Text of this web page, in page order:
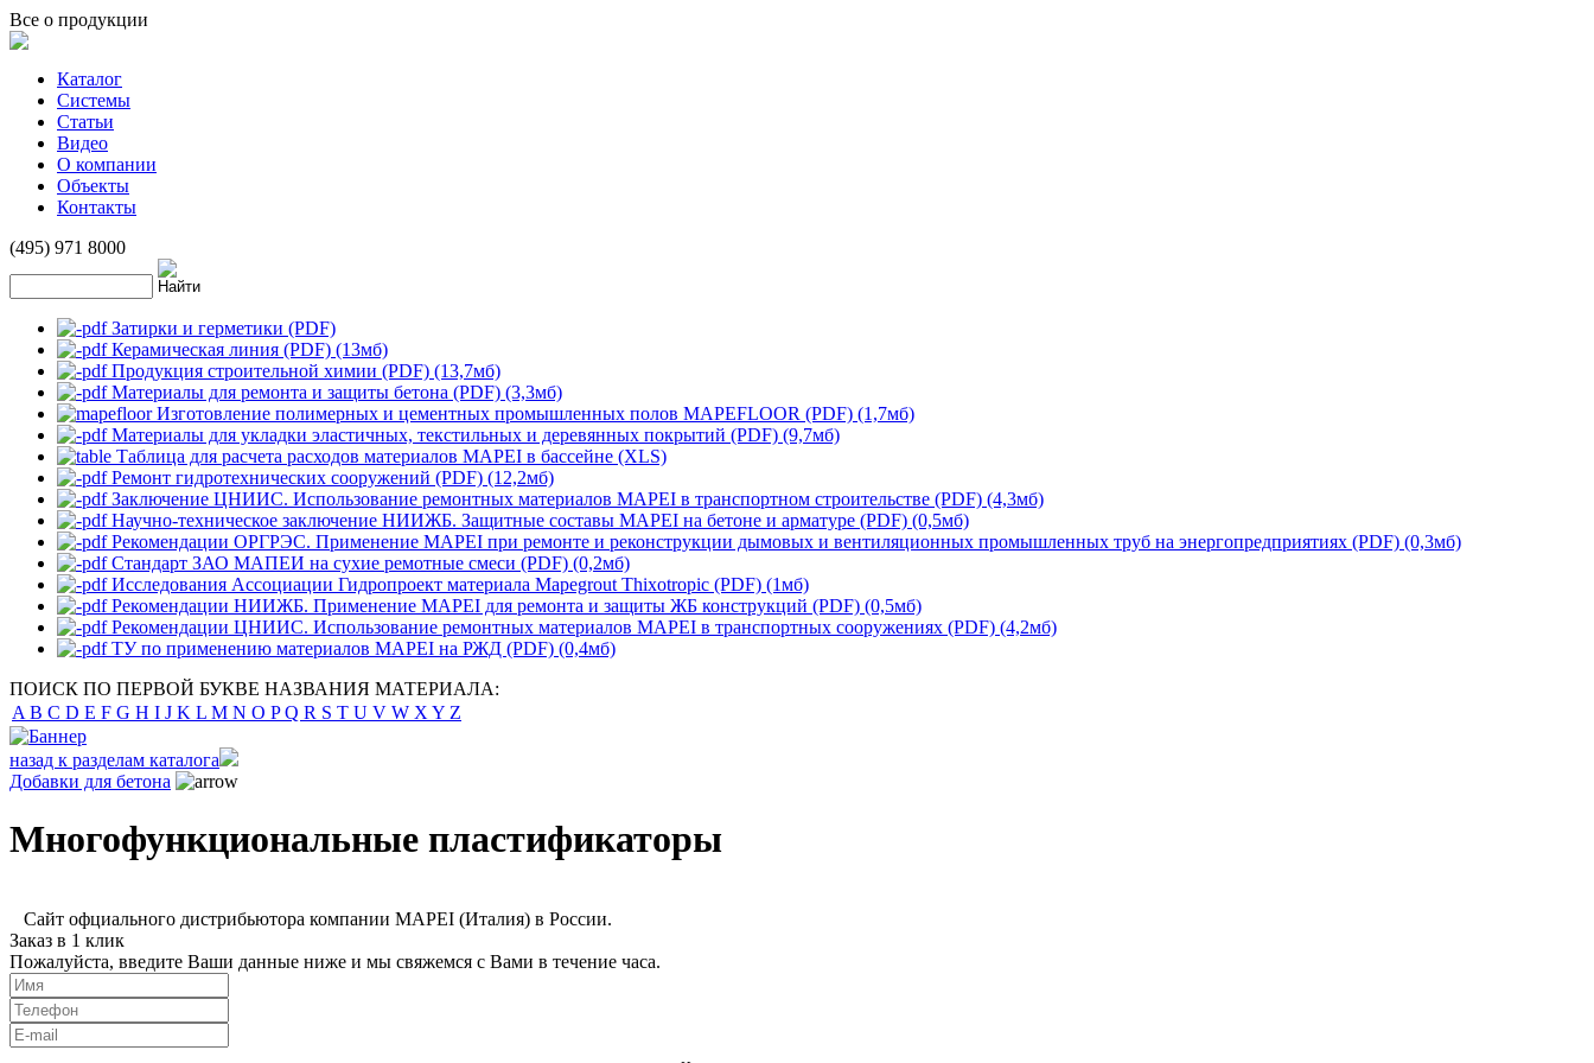
Все о продукции
Каталог
Системы
Статьи
Видео
О компании
Объекты
Контакты
(495) 971 8000
Затирки и герметики (PDF)
Керамическая линия (PDF) (13мб)
Продукция строительной химии (PDF) (13,7мб)
Mатериалы для ремонта и защиты бетона (PDF) (3,3мб)
Изготовление полимерных и цементных промышленных полов MAPEFLOOR (PDF) (1,7мб)
Материалы для укладки эластичных, текстильных и деревянных покрытий (PDF) (9,7мб)
Таблица для расчета расходов материалов MAPEI в бассейне (XLS)
Ремонт гидротехнических сооружений (PDF) (12,2мб)
Заключение ЦНИИС. Использование ремонтных материалов MAPEI в транспортном строительстве (PDF) (4,3мб)
Научно-техническое заключение НИИЖБ. Защитные составы MAPEI на бетоне и арматуре (PDF) (0,5мб)
Рекомендации ОРГРЭС. Применение MAPEI при ремонте и реконструкции дымовых и вентиляционных промышленных труб на энергопредприятиях (PDF) (0,3мб)
Стандарт ЗАО МАПЕИ на сухие ремотные смеси (PDF) (0,2мб)
Исследования Ассоциации Гидропроект материала Mapegrout Thixotropic (PDF) (1мб)
Рекомендации НИИЖБ. Применение MAPEI для ремонта и защиты ЖБ конструкций (PDF) (0,5мб)
Рекомендации ЦНИИС. Использование ремонтных материалов MAPEI в транспортных сооружениях (PDF) (4,2мб)
ТУ по применению материалов MAPEI на РЖД (PDF) (0,4мб)
ПОИСК ПО ПЕРВОЙ БУКВЕ НАЗВАНИЯ МАТЕРИАЛА:
A B C D E F G H I J K L M N O PQ R S T U V W X Y Z
назад к разделам каталога
Добавки для бетона
Многофункциональные пластификаторы
Сайт офциального дистрибьютора компании MAPEI (Италия) в России.
Заказ в 1 клик
Пожалуйста, введите Ваши данные ниже и мы свяжемся с Вами в течение часа.